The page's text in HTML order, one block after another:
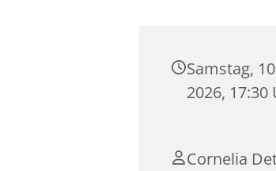
Samstag,
2026, 17:30
Cornelia